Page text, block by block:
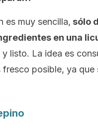
es muy sencilla, sólo
en una
listo. La idea es
fresco posible, ya que